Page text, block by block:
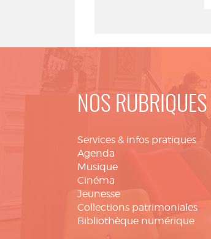
NOS RUBRIQUES
Services & infos pratiques
Agenda
Musique
Cinéma
Jeunesse
Collections patrimoniales
Bibliothèque numérique